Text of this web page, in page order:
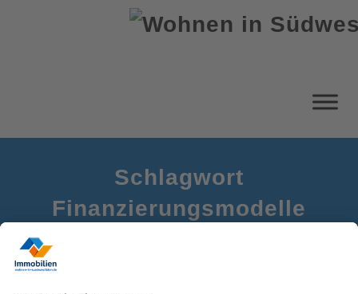
Schlagwort
Finanzierungsmodelle